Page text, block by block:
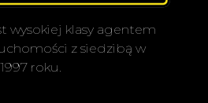
wysokiej klasy agentem
z siedzibą w
roku.